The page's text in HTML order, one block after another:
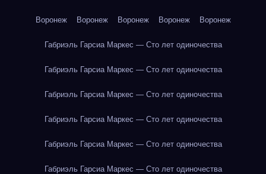
Воронеж Воронеж Воронеж Воронеж Воронеж
Габриэль Гарсиа Маркес — Сто лет одиночества
Габриэль Гарсиа Маркес — Сто лет одиночества
Габриэль Гарсиа Маркес — Сто лет одиночества
Габриэль Гарсиа Маркес — Сто лет одиночества
Габриэль Гарсиа Маркес — Сто лет одиночества
Габриэль Гарсиа Маркес — Сто лет одиночества